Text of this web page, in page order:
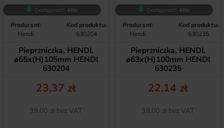
Dostępność: 48h
Producent:
Hendi
Kod produktu:
630204
Pieprzniczka, HENDI,
ø65x(H)105mm HENDI
630204
Cena
23,37 zł
Netto
19,00 zł bez VAT
Dostępność: 48h
Producent:
Hendi
Kod produktu:
630235
Pieprzniczka, HENDI,
ø63x(H)100mm HENDI
630235
Cena
22,14 zł
Netto
18,00 zł bez VAT